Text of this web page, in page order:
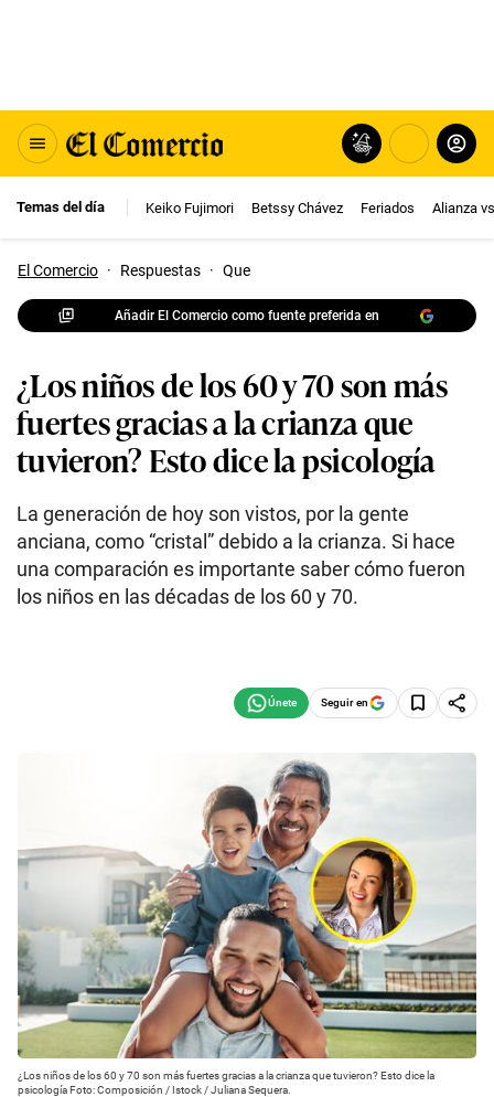
Temas del día Keiko Fujimori Betssy Chávez Feriados Alianza
El Comercio · Respuestas · Que
Añadir El Comercio como fuente preferida en
¿Los niños de los 60 y 70 son más
fuertes gracias a la crianza que
tuvieron? Esto dice la psicología
La generación de hoy son vistos, por la gente
anciana, como “cristal” debido a la crianza. Si hace
una comparación es importante saber cómo fueron
los niños en las décadas de los 60 y 70.
Seguir en
¿Los niños de los 60 y 70 son más fuertes gracias a la crianza que tuvieron? Esto dice la
psicología Foto: Composición / Istock / Juliana Sequera.